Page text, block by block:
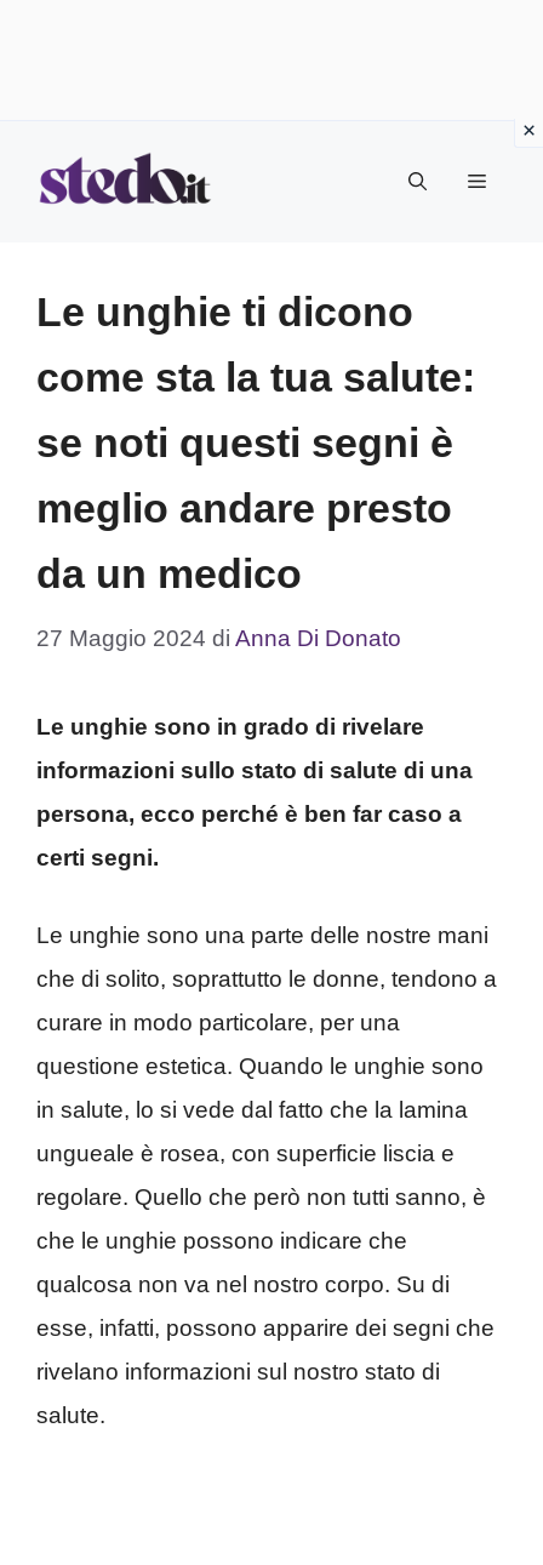
Menu
Le unghie ti dicono
come sta la tua salute:
se noti questi segni è
meglio andare presto
da un medico
27 Maggio 2024 di Anna Di Donato
Le unghie sono in grado di rivelare
informazioni sullo stato di salute di una
persona, ecco perché è ben far caso a
certi segni.
Le unghie sono una parte delle nostre mani
che di solito, soprattutto le donne, tendono a
curare in modo particolare, per una
questione estetica. Quando le unghie sono
in salute, lo si vede dal fatto che la lamina
ungueale è rosea, con superficie liscia e
regolare. Quello che però non tutti sanno, è
che le unghie possono indicare che
qualcosa non va nel nostro corpo. Su di
esse, infatti, possono apparire dei segni che
rivelano informazioni sul nostro stato di
salute.